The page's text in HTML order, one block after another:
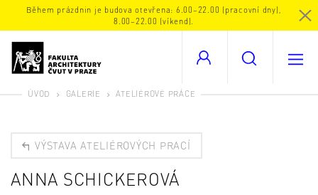
Během prázdnin je budova otevřena: 6.00–22.00 (pracovní dny),
8.00–22.00 (víkend).
ÚVOD GALERIE ATELIÉROVÉ PRÁCE
VÝSTAVA ATELIÉROVÝCH PRACÍ
ANNA SCHICKEROVÁ